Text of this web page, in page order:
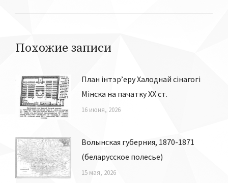
Похожие записи
План інтэр’еру Халоднай сінагогі
Мiнска на пачатку ХХ ст.
16 июня, 2026
Волынская губерния, 1870-1871
(беларусское полесье)
15 мая, 2026